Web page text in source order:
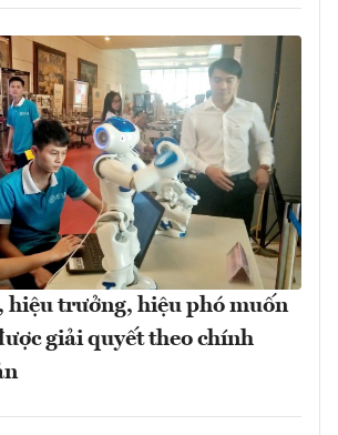
hiệu trưởng, hiệu phó muốn
giải quyết theo chính